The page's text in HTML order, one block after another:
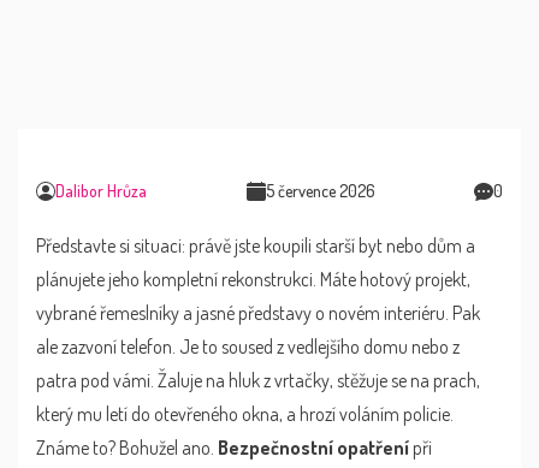
Dalibor Hrůza 5 července 2026 0
Představte si situaci: právě jste koupili starší byt nebo dům a
plánujete jeho kompletní rekonstrukci. Máte hotový projekt,
vybrané řemeslníky a jasné představy o novém interiéru. Pak
ale zazvoní telefon. Je to soused z vedlejšího domu nebo z
patra pod vámi. Žaluje na hluk z vrtačky, stěžuje se na prach,
který mu letí do otevřeného okna, a hrozí voláním policie.
Známe to? Bohužel ano. Bezpečnostní opatření při